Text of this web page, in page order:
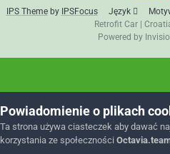
IPS Themeby IPSFocus Język
Retrofit Car|
Powered by
Powiadomienie o plikach
Ta strona używa ciasteczek aby dawać
korzystania ze społeczności
Forum Nieprzeczytane Zaloguj